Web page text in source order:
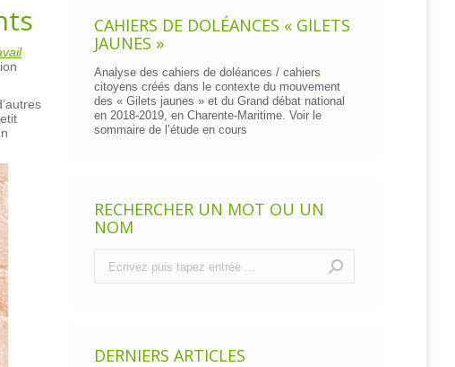
CAHIERS DE DOLÉANCES « GILETS
JAUNES »
Analyse des cahiers de doléances / cahiers
citoyens créés dans le contexte du mouvement
des « Gilets jaunes » et du Grand débat national
en 2018-2019, en Charente-Maritime. Voir le
sommaire de l’étude en cours
RECHERCHER UN MOT OU UN
NOM
DERNIERS ARTICLES